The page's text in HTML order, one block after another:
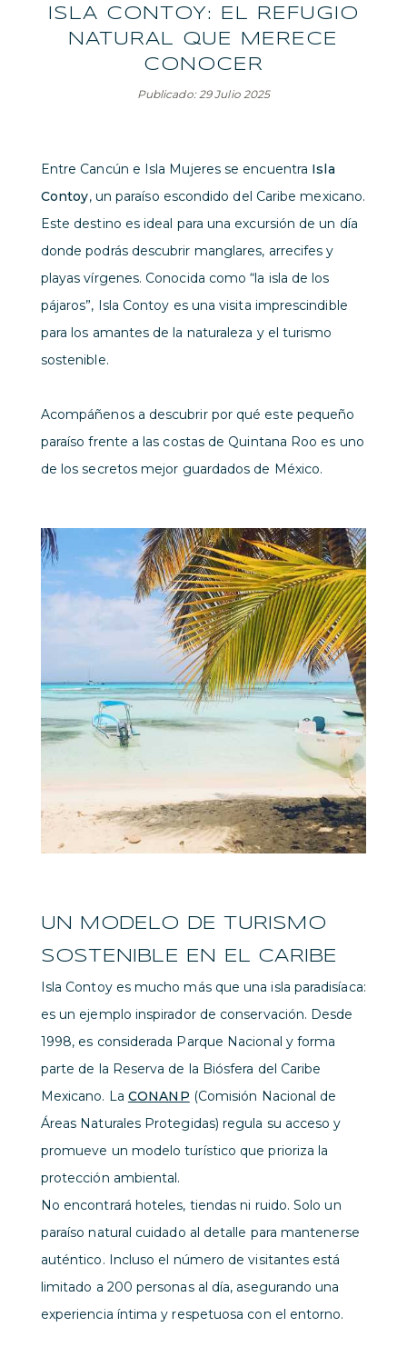
ISLA CONTOY: EL REFUGIO
NATURAL QUE MERECE
CONOCER
Publicado: 29 Julio 2025
Entre Cancún e Isla Mujeres se encuentra Isla
Contoy, un paraíso escondido del Caribe mexicano.
Este destino es ideal para una excursión de un día
donde podrás descubrir manglares, arrecifes y
playas vírgenes. Conocida como “la isla de los
pájaros”, Isla Contoy es una visita imprescindible
para los amantes de la naturaleza y el turismo
sostenible.
Acompáñenos a descubrir por qué este pequeño
paraíso frente a las costas de Quintana Roo es uno
de los secretos mejor guardados de México.
UN MODELO DE TURISMO
SOSTENIBLE EN EL CARIBE
Isla Contoy es mucho más que una isla paradisíaca:
es un ejemplo inspirador de conservación. Desde
1998, es considerada Parque Nacional y forma
parte de la Reserva de la Biósfera del Caribe
Mexicano. La CONANP (Comisión Nacional de
Áreas Naturales Protegidas) regula su acceso y
promueve un modelo turístico que prioriza la
protección ambiental.
No encontrará hoteles, tiendas ni ruido. Solo un
paraíso natural cuidado al detalle para mantenerse
auténtico. Incluso el número de visitantes está
limitado a 200 personas al día, asegurando una
experiencia íntima y respetuosa con el entorno.